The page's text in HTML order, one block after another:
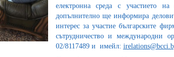
електронна среда с участието
допълнително ще информира
интерес за участие българските
сътрудничество и международни
02/8117489 и имейл: